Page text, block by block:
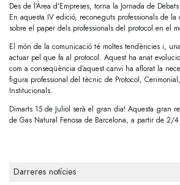
Des de l’Àrea d’Empreses, torna la Jornada de
En aquesta IV edició, reconeguts professionals de la
sobre el paper dels professionals del protocol en el
El món de la comunicació té moltes tendències i,
actuar pel que fa al protocol. Aquest ha anat
com a conseqüència d’aquest canvi ha aflorat la
figura professional del tècnic de Protocol,
Institucionals.
Dimarts 15 de Juliol serà el gran dia! Aquesta gran
de Gas Natural Fenosa de Barcelona, a partir de 2/
Darreres notícies